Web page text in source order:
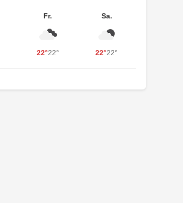
Fr.
22°22°
Sa.
22°22°